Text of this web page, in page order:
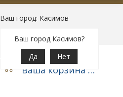
Ваш город: Касимов
Ваш город Касимов?
Да
Нет
Вход |Регистрация
Корзина
Ваша корзина пуста